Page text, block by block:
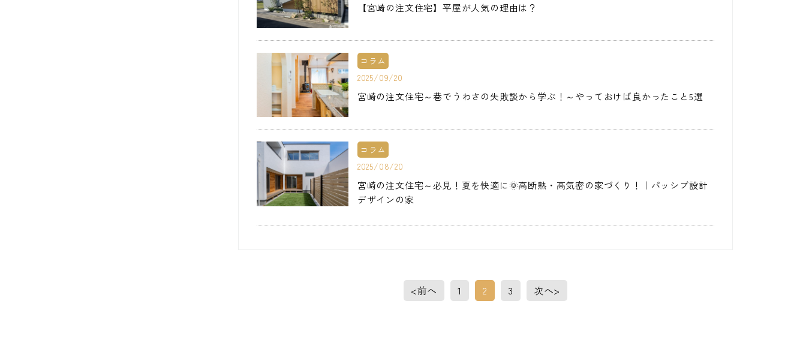
【宮崎の注文住宅】平屋が人気の理由は？
コラム
2025/09/20
宮崎の注文住宅～巷でうわさの失敗談から学ぶ！～やっておけば良かったこと5選
コラム
2025/08/20
宮崎の注文住宅～必見！夏を快適に🌞高断熱・高気密の家づくり！｜パッシブ設計
デザインの家
<前へ 1 2 3 次へ>